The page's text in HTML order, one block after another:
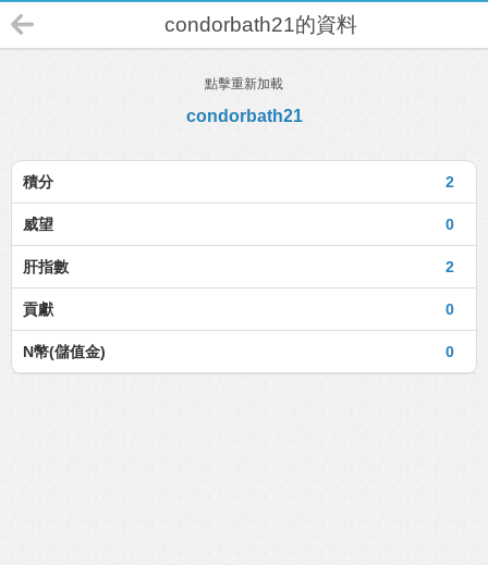
condorbath21的資料
點擊重新加載
condorbath21
2
積分
0
威望
2
肝指數
0
貢獻
0
N幣(儲值金)